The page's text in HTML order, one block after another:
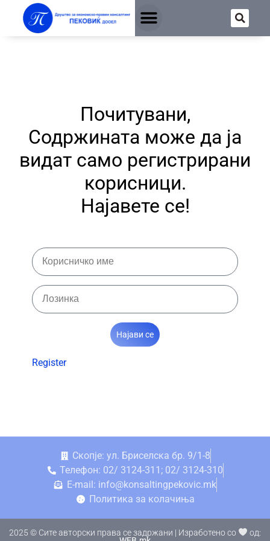
Почитувани,
Содржината може да ја
видат само регистрирани
корисници.
Најавете се!
Најави се
Register
Скопје: ул. Бриселска бр. 9/1-8
Телефон: 02/ 3124-311; 02/ 3124-310
E-mail: info@konsaltingpekovic.mk
Политика за колачиња
2025 © Сите авторски права се задржани | Изработено со
од: